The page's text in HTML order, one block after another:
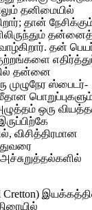
தனிமையில்
தான்
தன்
தன்னை
ஸ்பைடர்-
ஒரு
விசித்திரமான
Cretton)